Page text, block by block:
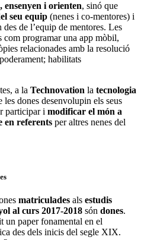
ensenyen i orienten, sinó que
seu equip (nenes i co-mentores) i
de l’equip de mentores. Les
com programar una app mòbil,
relacionades amb la resolució
habilitats
a la Technovation la tecnologia
les dones desenvolupin els seus
participar i modificar el món a
en referents per altres nenes del
matriculades als estudis
al curs 2017-2018 són dones.
un paper fonamental en el
des dels inicis del segle XIX.